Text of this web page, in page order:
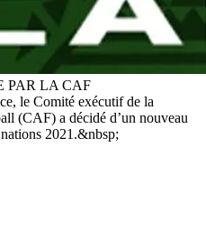
PAR LA CAF
le Comité exécutif de la
(CAF) a décidé d’un nouveau
2021.&nbsp;